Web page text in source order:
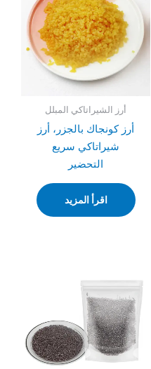
أرز الشيراتاكي المبلل
أرز كونجاك بالجزر، أرز
شيراتاكي سريع
التحضير
اقرأ المزيد